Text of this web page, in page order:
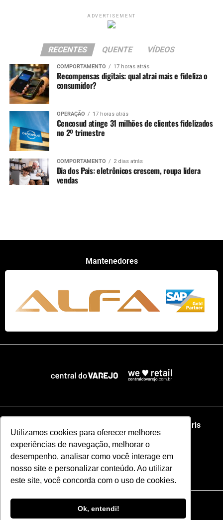
Utilizamos cookies para oferecer melhores
experiências de navegação, melhorar o
desempenho, analisar como você interage em
nosso site e personalizar conteúdo. Ao utilizar
este site, você concorda com o uso de cookies.
Ok, entendi!
ADVERTISEMENT
RECENTES QUENTE VÍDEOS
COMPORTAMENTO 17 horas atrás
Recompensas digitais: qual atrai mais e fideliza o
consumidor?
OPERAÇÃO 17 horas atrás
Cencosud atinge 31 milhões de clientes fidelizados
no 2º trimestre
COMPORTAMENTO 2 dias atrás
Dia dos Pais: eletrônicos crescem, roupa lidera
vendas
Mantenedores
NRF Paris
Web Summit Lisboa Web Summit Rio
Especial NRF2026
CNPJ: 51.110.853/0001-17